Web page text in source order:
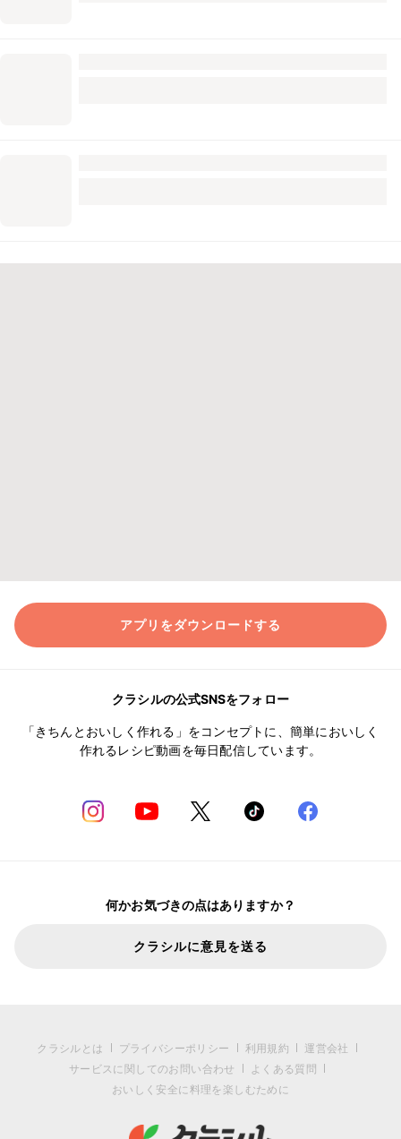
アプリをダウンロードする
クラシルの公式SNSをフォロー
「きちんとおいしく作れる」をコンセプトに、簡単においしく
作れるレシピ動画を毎日配信しています。
何かお気づきの点はありますか？
クラシルに意見を送る
クラシルとは プライバシーポリシー 利用規約
運営会社
サービスに関してのお問い合わせ
よくある質問
おいしく安全に料理を楽しむために